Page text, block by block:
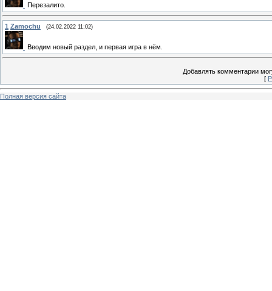
Перезалито.
1 Zamochu (24.02.2022 11:02)
Вводим новый раздел, и первая игра в нём.
Добавлять комментарии
[
Полная версия сайта